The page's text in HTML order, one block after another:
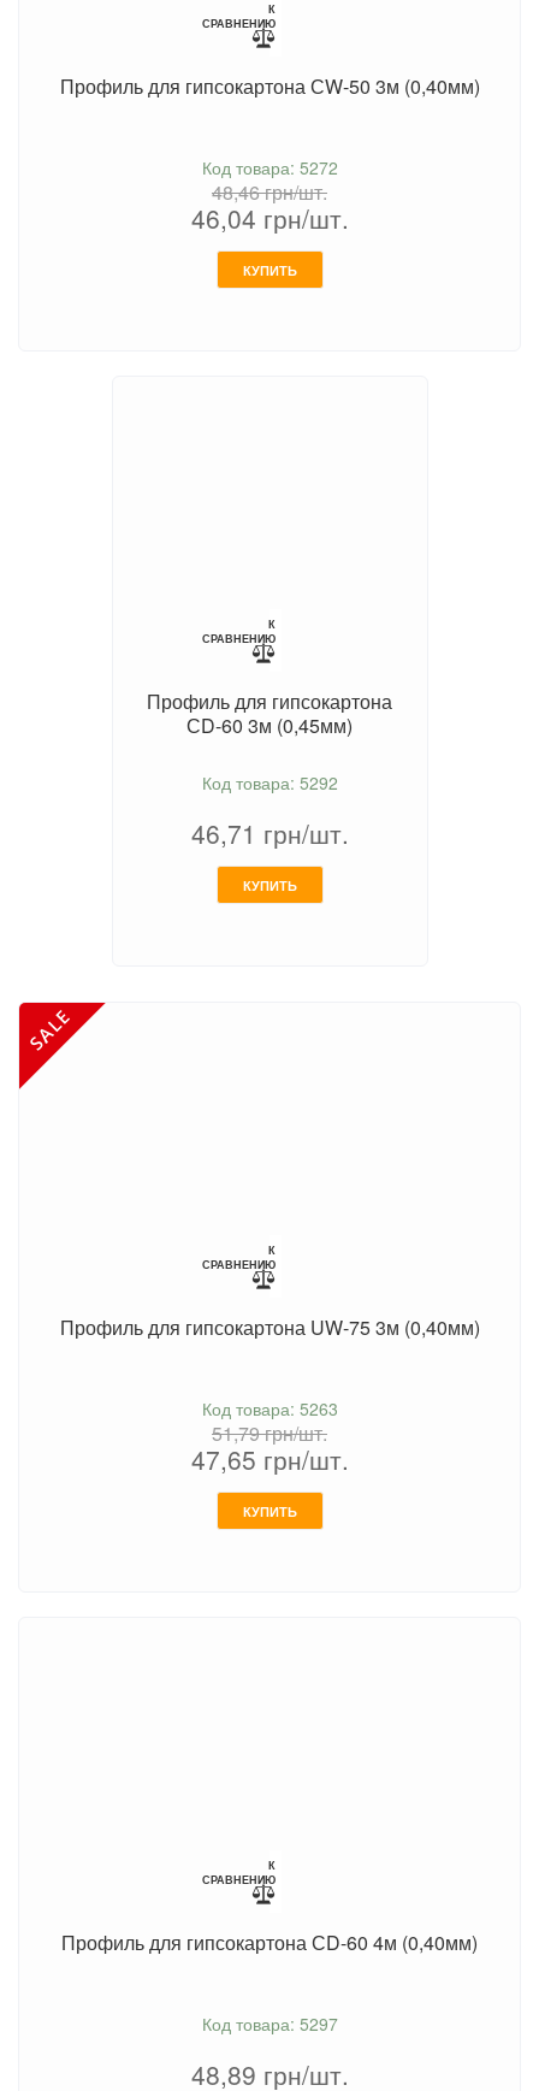
К
СРАВНЕНИЮ
Профиль для гипсокартона СW-50 3м (0,40мм)
Код товара: 5272
48,46грн/шт.
46,04 грн/шт.
КУПИТЬ
К
СРАВНЕНИЮ
Профиль для гипсокартона
СD-60 3м (0,45мм)
Код товара: 5292
46,71 грн/шт.
КУПИТЬ
К
СРАВНЕНИЮ
Профиль для гипсокартона UW-75 3м (0,40мм)
Код товара: 5263
51,79грн/шт.
47,65 грн/шт.
КУПИТЬ
К
СРАВНЕНИЮ
Профиль для гипсокартона СD-60 4м (0,40мм)
Код товара: 5297
48,89 грн/шт.